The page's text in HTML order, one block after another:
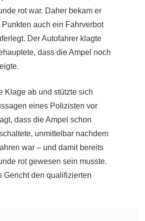
rot war. Daher bekam er
auch ein Fahrverbot
Der Autofahrer klagte
dass die Ampel noch
Klage ab und stützte sich
eines Polizisten vor
dass die Ampel schon
unmittelbar nachdem
war – und damit bereits
rot gewesen sein musste.
Gericht den qualifizierten